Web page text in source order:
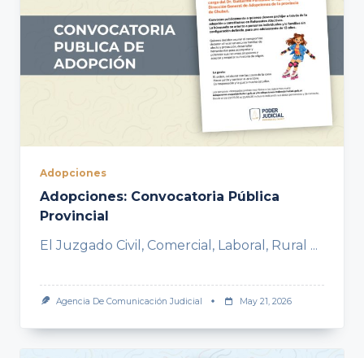
Adopciones
Adopciones: Convocatoria Pública
Provincial
El Juzgado Civil, Comercial, Laboral, Rural ...
Agencia De Comunicación Judicial May 21, 2026